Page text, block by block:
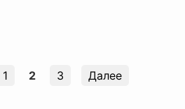
1 2 3 Далее